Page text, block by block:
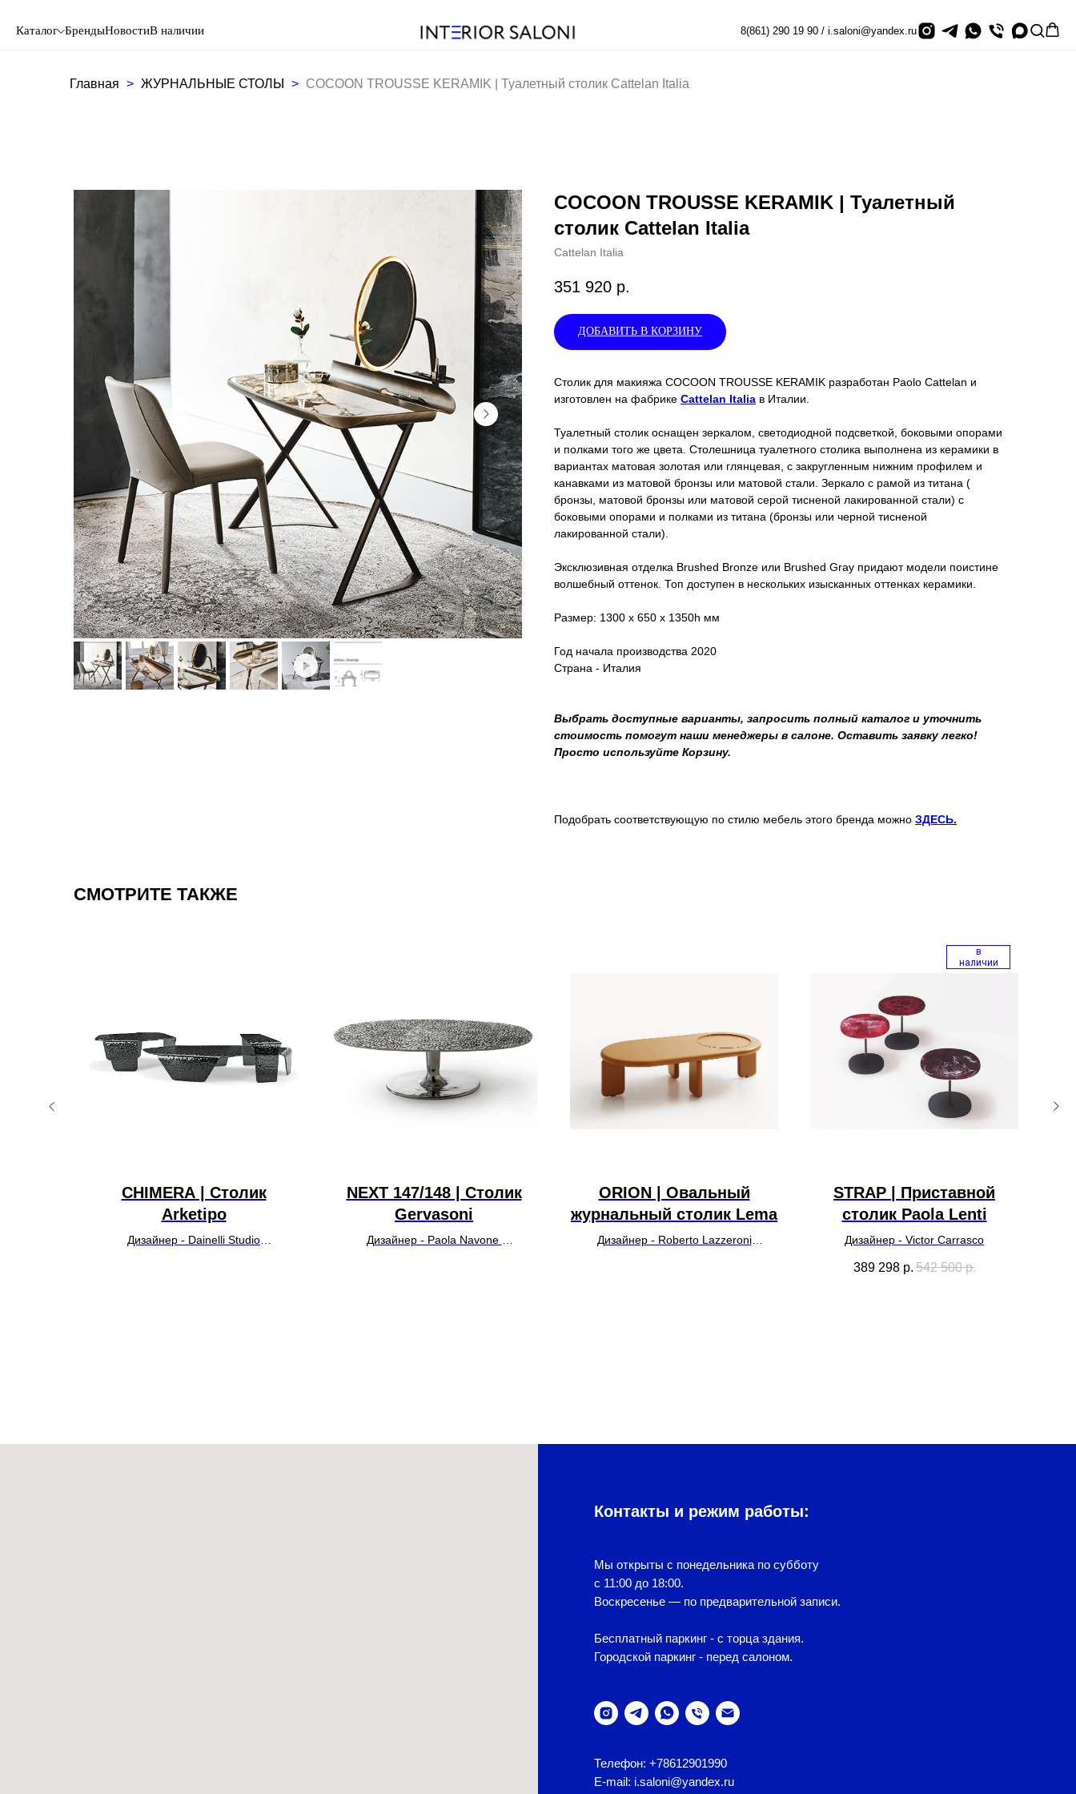
Каталог БрендыНовостиВ наличии 8(861) 290 19 90 / i.saloni@yandex.ru
Главная ЖУРНАЛЬНЫЕ СТОЛЫ COCOON TROUSSE KERAMIK | Туалетный столик Cattelan Italia
COCOON TROUSSE KERAMIK | Туалетный
столик Cattelan Italia
Cattelan Italia
351 920 р.
ДОБАВИТЬ В КОРЗИНУ
Столик для макияжа COCOON TROUSSE KERAMIK разработан Paolo Cattelan и
изготовлен на фабрике Cattelan Italia в Италии.
Туалетный столик оснащен зеркалом, светодиодной подсветкой, боковыми опорами
и полками того же цвета. Столешница туалетного столика выполнена из керамики в
вариантах матовая золотая или глянцевая, с закругленным нижним профилем и
канавками из матовой бронзы или матовой стали. Зеркало с рамой из титана (
бронзы, матовой бронзы или матовой серой тисненой лакированной стали) с
боковыми опорами и полками из титана (бронзы или черной тисненой
лакированной стали).
Эксклюзивная отделка Brushed Bronze или Brushed Gray придают модели поистине
волшебный оттенок. Топ доступен в нескольких изысканных оттенках керамики.
Размер: 1300 x 650 x 1350h мм
Год начала производства 2020
Страна - Италия
Выбрать доступные варианты, запросить полный каталог и уточнить
стоимость помогут наши менеджеры в салоне. Оставить заявку легко!
Просто используйте Корзину.
Подобрать соответствующую по стилю мебель этого бренда можно ЗДЕСЬ.
СМОТРИТЕ ТАКЖЕ
CHIMERA | Столик
Arketipo
Дизайнер - Dainelli Studio
NEXT 147/148 | Столик
Gervasoni
Дизайнер - Paola Navone
ORION | Овальный
журнальный столик Lema
Дизайнер - Roberto Lazzeroni
в
наличии
STRAP | Приставной
столик Paola Lenti
Дизайнер - Victor Carrasco
389 298 р. 542 500 р.
Контакты и режим работы:
Мы открыты с понедельника по субботу
с 11:00 до 18:00.
Воскресенье — по предварительной записи.
Бесплатный паркинг - с торца здания.
Городской паркинг - перед салоном.
Телефон: +78612901990
E-mail: i.saloni@yandex.ru